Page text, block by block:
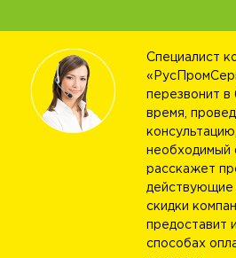
Специалист
перезвонит
время,
необходимый
расскажет
действующие
скидки
предоставит
способах